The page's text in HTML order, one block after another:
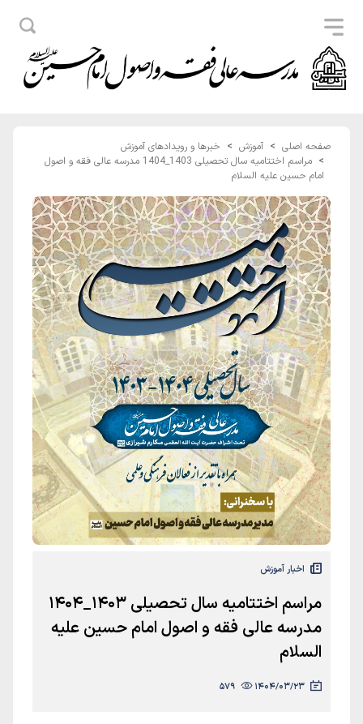
صفحه اصلی آموزش
خبرها و رویدادهای آموزش
مراسم اختتامیه سال تحصیلی 1403_1404 مدرسه عالی فقه و اصول
امام حسین علیه السلام
اخبار آموزش
مراسم اختتامیه سال تحصیلی 1403_1404
مدرسه عالی فقه و اصول امام حسین علیه
السلام
1404/03/23
579